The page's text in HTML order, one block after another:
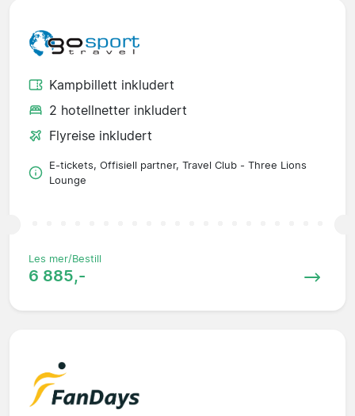
Kampbillett inkludert
2 hotellnetter inkludert
Flyreise inkludert
E-tickets, Offisiell partner, Travel Club - Three Lions
Lounge
Les mer/Bestill
6 885,-